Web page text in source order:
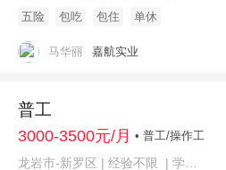
五险 包吃 包住 单休
马华丽 嘉航实业
普工
3000-3500元/月 • 普工/操作工